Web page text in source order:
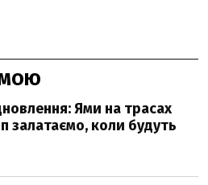
Ями на трасах
залатаємо, коли будуть